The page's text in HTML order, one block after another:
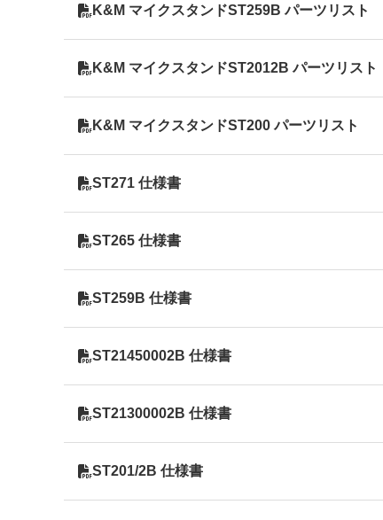
K&M マイクスタンドST259B パーツリスト
K&M マイクスタンドST2012B パーツリスト
K&M マイクスタンドST200 パーツリスト
ST271 仕様書
ST265 仕様書
ST259B 仕様書
ST21450002B 仕様書
ST21300002B 仕様書
ST201/2B 仕様書